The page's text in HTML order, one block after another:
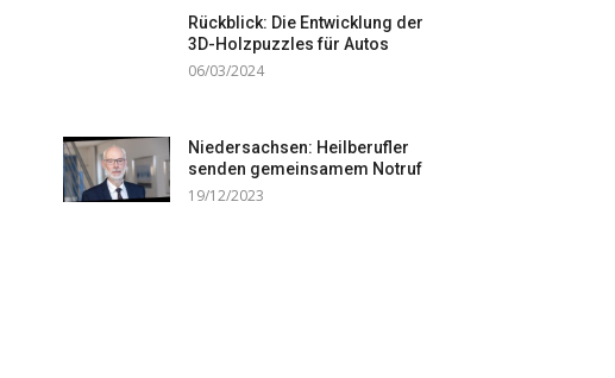
Rückblick: Die Entwicklung der
3D-Holzpuzzles für Autos
06/03/2024
Niedersachsen: Heilberufler
senden gemeinsamem Notruf
19/12/2023